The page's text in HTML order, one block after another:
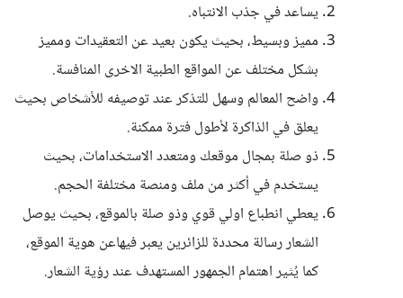
يساعد في جذب الانتباه.
مميز وبسيط، بحيث يكون بعيد عن التعقيدات ومميز
بشكل مختلف عن المواقع الطبية الاخرى المنافسة.
واضح المعالم وسهل للتذكر عند توصيفه للأشخاص بحيث
يعلق في الذاكرة لأطول فترة ممكنة.
ذو صلة بمجال موقعك ومتعدد الاستخدامات، بحيث
يستخدم في أكثر من ملف ومنصة مختلفة الحجم.
يعطي انطباع اولي قوي وذو صلة بالموقع، بحيث يوصل
الشعار رسالة محددة للزائرين يعبر فيهاعن هوية الموقع،
كما يُثير اهتمام الجمهور المستهدف عند رؤية الشعار.